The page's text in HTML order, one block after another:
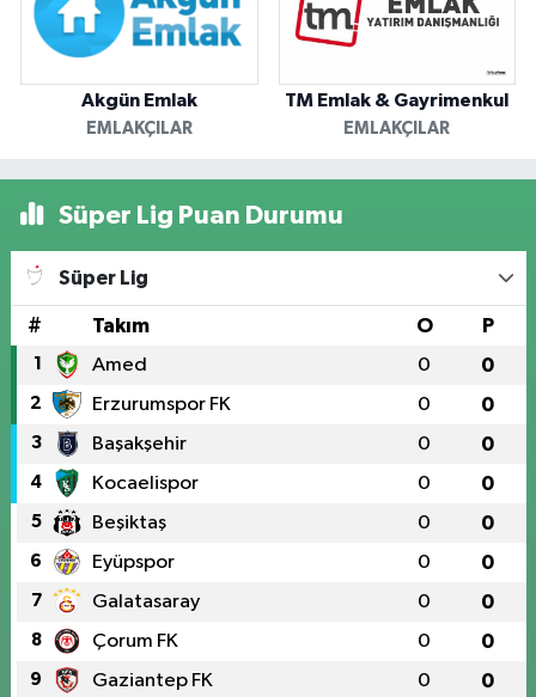
Akgün Emlak
EMLAKÇILAR
TM Emlak & Gayrimenkul
EMLAKÇILAR
Süper Lig Puan Durumu
Süper Lig
# Takım O P
1 Amed 0 0
2 Erzurumspor FK 0 0
3 Başakşehir 0 0
4 Kocaelispor 0 0
5 Beşiktaş 0 0
6 Eyüpspor 0 0
7 Galatasaray 0 0
8 Çorum FK 0 0
9 Gaziantep FK 0 0